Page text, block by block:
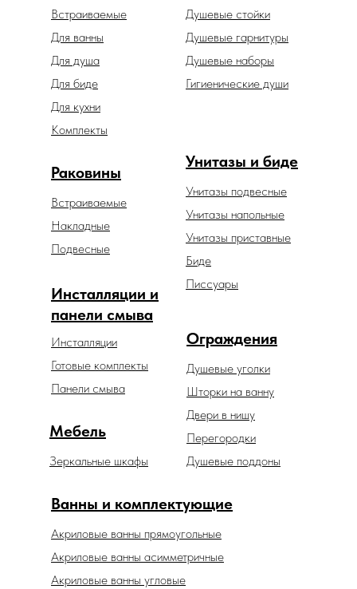
Душевые гарнитуры
Гигиенические души
Душевые наборы
Унитазы и биде
Унитазы подвесные
Унитазы напольные
Унитазы приставные
Раковины
Встраиваемые
Накладные
Подвесные
Встраиваемые
Для биде
Для ванны
Для душа
Для кухни
Ванны и комплектующие
Акриловые ванны прямоугольные
Зеркальные шкафы
Мебель
Ограждения
Душевые уголки
Шторки на ванну
Двери в нишу
Перегородки
Душевые стойки
Биде
Душевые поддоны
Акриловые ванны асимметричные
Акриловые ванны угловые
Инсталляции и
панели смыва
Инсталляции
Готовые комплекты
Панели смыва
Комплекты
Писсуары